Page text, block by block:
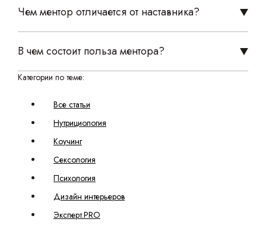
Чем ментор отличается от наставника?
В чем состоит польза ментора?
Категории по теме:
Все статьи
Нутрициология
Коучинг
Сексология
Психология
Дизайн интерьеров
Эксперт.PRO